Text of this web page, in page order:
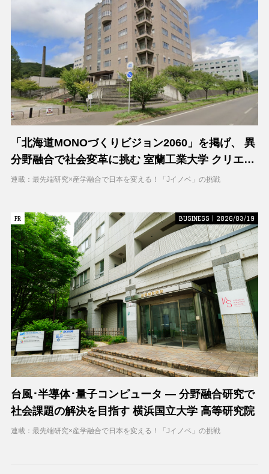
「北海道MONOづくりビジョン2060」を掲げ、 異
分野融合で社会変革に挑む 室蘭工業大学 クリエイ
ティブコラボレーションセンター（CCC）
連載：最先端研究×産学融合で日本を変える！「Jイノベ」の挑戦
PR
PR BUSINESS | 2026/03/19
台風･半導体･量子コンピュータ ― 分野融合研究で
社会課題の解決を目指す 横浜国立大学 高等研究院
連載：最先端研究×産学融合で日本を変える！「Jイノベ」の挑戦